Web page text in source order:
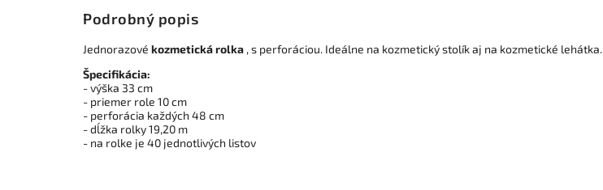
Podrobný popis
Jednorazové kozmetická rolka , s perforáciou. Ideálne na kozmetický stolík aj na kozmetické lehátka.
Špecifikácia:
- výška 33 cm
- priemer role 10 cm
- perforácia každých 48 cm
- dĺžka rolky 19,20 m
- na rolke je 40 jednotlivých listov